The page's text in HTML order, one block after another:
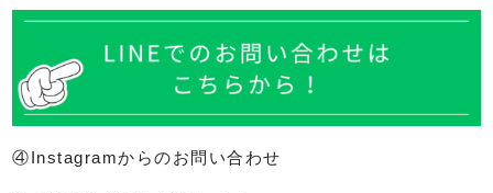
④Instagramからのお問い合わせ